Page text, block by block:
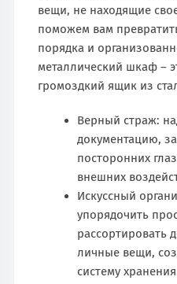
вещи, не находящие
поможем вам
порядка и
металлический шкаф –
громоздкий ящик из
Верный страж:
документацию,
посторонних
внешних
Искусcный
упорядочить
рассортировать
личные вещи,
систему